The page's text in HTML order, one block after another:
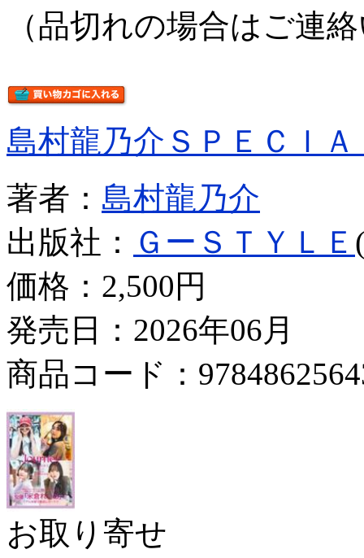
（品切れの場合はご連
島村龍乃介ＳＰＥＣＩ
著者： 島村龍乃介
出版社： ＧーＳＴＹＬＥ
価格： 2,500円
発売日：2026年06月
商品コード：
お取り寄せ